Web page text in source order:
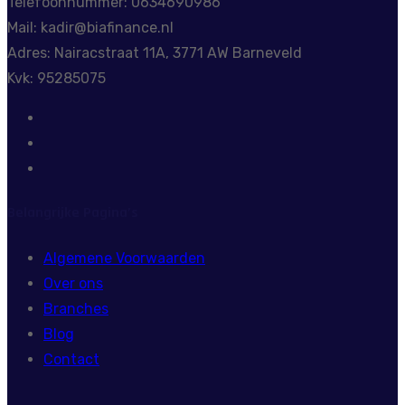
Mail: kadir@biafinance.nl
Adres: Nairacstraat 11A, 3771 AW Barneveld
Kvk: 95285075
Algemene Voorwaarden
Over ons
Branches
Blog
Contact